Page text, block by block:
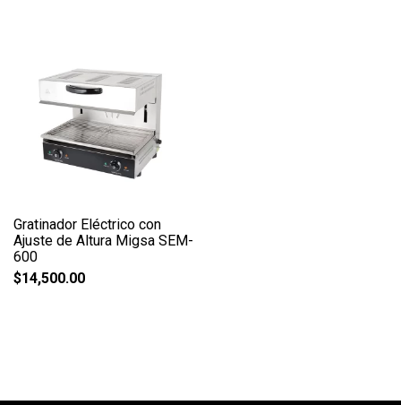
Gratinador Eléctrico con
Ajuste de Altura Migsa SEM-
600
$14,500.00